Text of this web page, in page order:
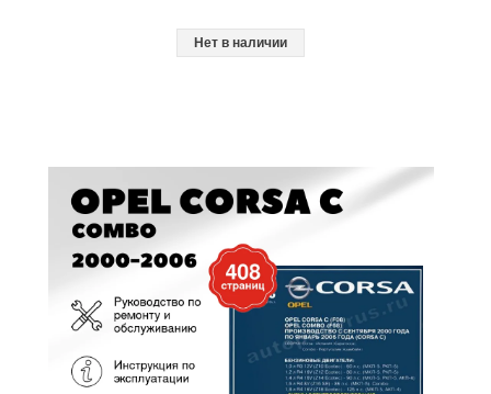
Нет в наличии